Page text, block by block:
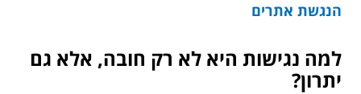
הנגשת אתרים
למה נגישות היא לא רק חובה, אלא גם
יתרון?